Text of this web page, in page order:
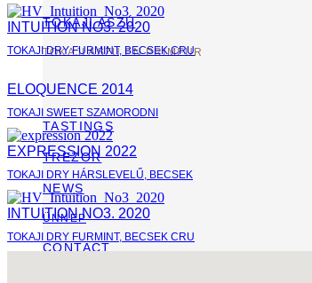
TOKAJI ASZÚ
TOKAJI ASZU EN PRIMEUR
TASTINGS
TREZOR
NEWS
ÜNNEP
CONTACT
INTUITION NO3. 2020
TOKAJI DRY FURMINT, BECSEK CRU
ELOQUENCE 2014
TOKAJI SWEET SZAMORODNI
EXPRESSION 2022
TOKAJI DRY HÁRSLEVELŰ, BECSEK
INTUITION NO3. 2020
TOKAJI DRY FURMINT, BECSEK CRU